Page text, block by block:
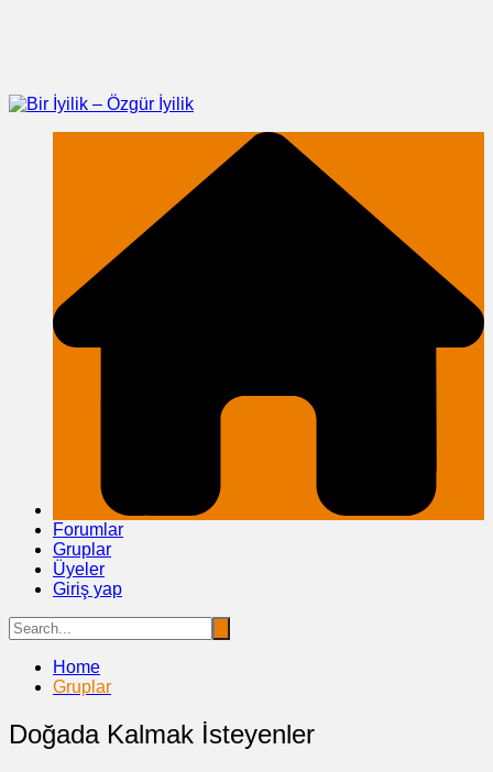
Forumlar
Gruplar
Üyeler
Giriş yap
Home
Gruplar
Doğada Kalmak İsteyenler